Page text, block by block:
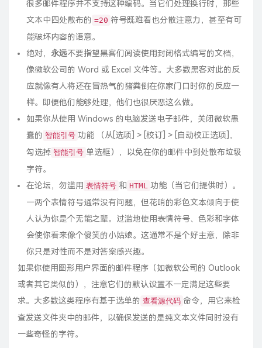
很多邮件程序并不支持这种编码。当它们处理换行时，那些
文本中四处散布的 =20 符号既难看也分散注意力，甚至有可
能破坏内容的语意。
绝对， 永远不要指望黑客们阅读使用封闭格式编写的文档，
像微软公司的 Word 或 Excel 文件等。大多数黑客对此的反
应就像有人将还在冒热气的猪粪倒在你家门口时你的反应一
样。即便他们能够处理，他们也很厌恶这么做。
如果你从使用 Windows 的电脑发送电子邮件，关闭微软愚
蠢的 智能引号 功能 （从[选项] > [校订] > [自动校正选项]，
勾选掉 智能引号 单选框），以免在你的邮件中到处散布垃圾
字符。
在论坛，勿滥用 表情符号 和 HTML 功能（当它们提供时）。
一两个表情符号通常没有问题，但花哨的彩色文本倾向于使
人认为你是个无能之辈。过滥地使用表情符号、色彩和字体
会使你看来像个傻笑的小姑娘。这通常不是个好主意，除非
你只是对性而不是对答案感兴趣。
如果你使用图形用户界面的邮件程序（如微软公司的 Outlook
或者其它类似的），注意它们的默认设置不一定满足这些要
求。大多数这类程序有基于选单的 查看源代码 命令，用它来检
查发送文件夹中的邮件，以确保发送的是纯文本文件同时没有
一些奇怪的字符。